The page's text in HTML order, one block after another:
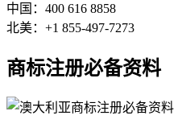
中国：400 616 8858
北美：+1 855-497-7273
商标注册必备资料